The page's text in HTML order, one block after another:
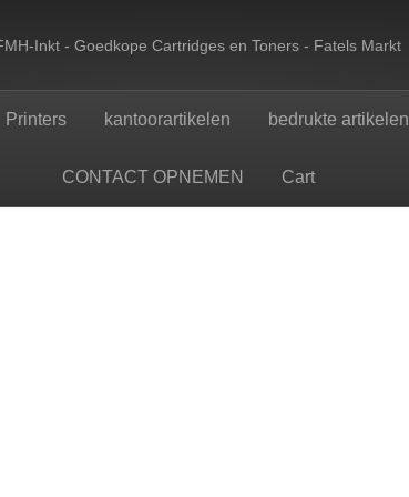
Printers kantoorartikelen bedrukte artikelen
CONTACT OPNEMEN Cart